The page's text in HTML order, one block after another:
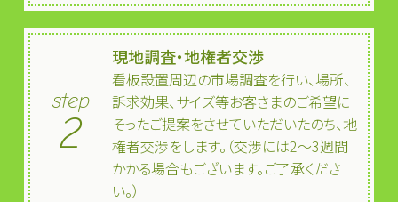
step
2
現地調査・地権者交渉
看板設置周辺の市場調査を行い、場所、
訴求効果、サイズ等お客さまのご希望に
そったご提案をさせていただいたのち、地
権者交渉をします。（交渉には2～3週間
かかる場合もございます。ご了承くださ
い。）